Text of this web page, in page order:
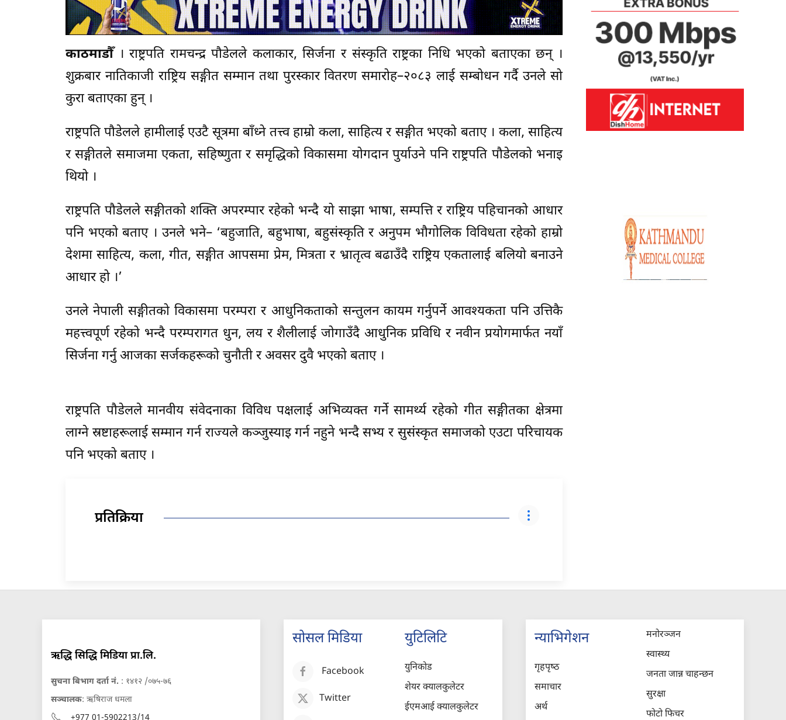
काठमाडौँ । राष्ट्रपति रामचन्द्र पौडेलले कलाकार, सिर्जना र संस्कृति राष्ट्रका निधि भएको बताएका छन् ।
शुक्रबार नातिकाजी राष्ट्रिय सङ्गीत सम्मान तथा पुरस्कार वितरण समारोह–२०८३ लाई सम्बोधन गर्दै उनले सो
कुरा बताएका हुन् ।
राष्ट्रपति पौडेलले हामीलाई एउटै सूत्रमा बाँध्ने तत्त्व हाम्रो कला, साहित्य र सङ्गीत भएको बताए । कला, साहित्य
र सङ्गीतले समाजमा एकता, सहिष्णुता र समृद्धिको विकासमा योगदान पुर्याउने पनि राष्ट्रपति पौडेलको भनाइ
थियो ।
राष्ट्रपति पौडेलले सङ्गीतको शक्ति अपरम्पार रहेको भन्दै यो साझा भाषा, सम्पत्ति र राष्ट्रिय पहिचानको आधार
पनि भएको बताए । उनले भने– ‘बहुजाति, बहुभाषा, बहुसंस्कृति र अनुपम भौगोलिक विविधता रहेको हाम्रो
देशमा साहित्य, कला, गीत, सङ्गीत आपसमा प्रेम, मित्रता र भ्रातृत्व बढाउँदै राष्ट्रिय एकतालाई बलियो बनाउने
आधार हो ।’
उनले नेपाली सङ्गीतको विकासमा परम्परा र आधुनिकताको सन्तुलन कायम गर्नुपर्ने आवश्यकता पनि उत्तिकै
महत्त्वपूर्ण रहेको भन्दै परम्परागत धुन, लय र शैलीलाई जोगाउँदै आधुनिक प्रविधि र नवीन प्रयोगमार्फत नयाँ
सिर्जना गर्नु आजका सर्जकहरूको चुनौती र अवसर दुवै भएको बताए ।
राष्ट्रपति पौडेलले मानवीय संवेदनाका विविध पक्षलाई अभिव्यक्त गर्ने सामर्थ्य रहेको गीत सङ्गीतका क्षेत्रमा
लाग्ने स्रष्टाहरूलाई सम्मान गर्न राज्यले कञ्जुस्याइ गर्न नहुने भन्दै सभ्य र सुसंस्कृत समाजको एउटा परिचायक
पनि भएको बताए ।
प्रतिक्रिया
ऋद्धि सिद्धि मिडिया प्रा.लि.
सुचना बिभाग दर्ता नं. : १४१२ /०७५-७६
सञ्चालक: ऋषिराज धमला
+977 01-5902213/14
सोसल मिडिया
Facebook
Twitter
युटिलिटि
युनिकोड
शेयर क्यालकुलेटर
ईएमआई क्यालकुलेटर
न्याभिगेशन
गृहपृष्‍ठ
समाचार
अर्थ
मनोरञ्जन
स्वास्थ्य
जनता जान्न चाहन्छन
सुरक्षा
फोटो फिचर